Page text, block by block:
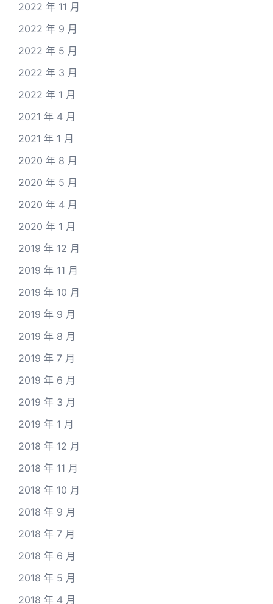
2022 年 11 月
2022 年 9 月
2022 年 5 月
2022 年 3 月
2022 年 1 月
2021 年 4 月
2021 年 1 月
2020 年 8 月
2020 年 5 月
2020 年 4 月
2020 年 1 月
2019 年 12 月
2019 年 11 月
2019 年 10 月
2019 年 9 月
2019 年 8 月
2019 年 7 月
2019 年 6 月
2019 年 3 月
2019 年 1 月
2018 年 12 月
2018 年 11 月
2018 年 10 月
2018 年 9 月
2018 年 7 月
2018 年 6 月
2018 年 5 月
2018 年 4 月